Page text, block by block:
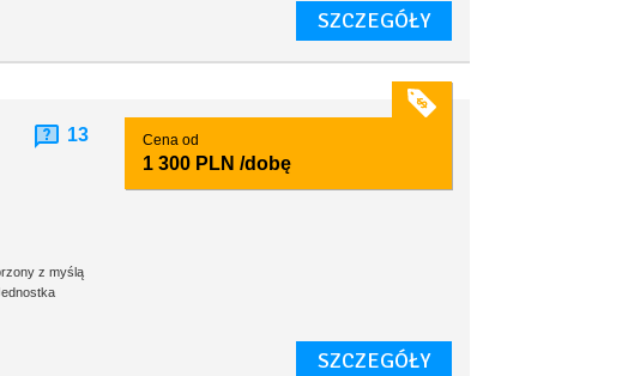
SZCZEGÓŁY
13
z myślą
Cena od
1 300 PLN /dobę
SZCZEGÓŁY